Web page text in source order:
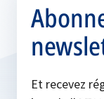
Et recevez